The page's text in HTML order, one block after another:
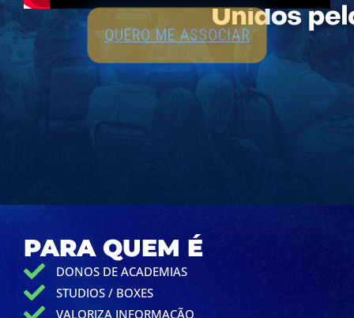
QUERO ME ASSOCIAR
PARA QUEM É
DONOS DE ACADEMIAS
STUDIOS / BOXES
VALORIZA INFORMAÇÃO